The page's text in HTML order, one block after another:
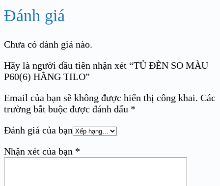
Đánh giá
Chưa có đánh giá nào.
Hãy là người đầu tiên nhận xét “TỦ ĐÈN SO MÀU
P60(6) HÃNG TILO”
Email của bạn sẽ không được hiển thị công khai. Các
trường bắt buộc được đánh dấu *
Đánh giá của bạn
Nhận xét của bạn *